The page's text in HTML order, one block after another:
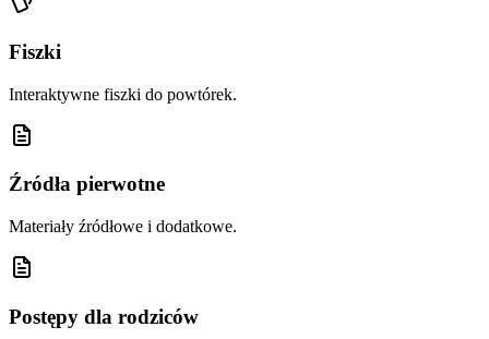
Fiszki
Interaktywne fiszki do powtórek.
Źródła pierwotne
Materiały źródłowe i dodatkowe.
Postępy dla rodziców